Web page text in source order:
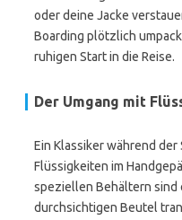
oder deine Jacke
Boarding plötzlich
ruhigen Start in die Reise.
Der Umgang mit
Ein Klassiker während
Flüssigkeiten im
speziellen Behältern sind
durchsichtigen Beutel